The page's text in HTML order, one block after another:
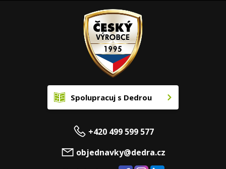
Spolupracuj s Dedrou
+420 499 599 577
objednavky@dedra.cz